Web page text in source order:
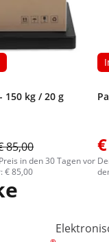
150 kg / 20 g
85,00
in den 30 Tagen vor
€ 85,00